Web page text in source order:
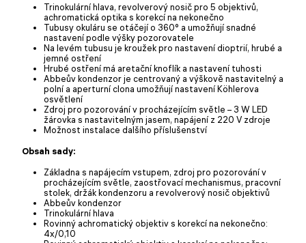
Trinokulární hlava, revolverový nosič pro 5 objektivů,
achromatická optika s korekcí na nekonečno
Tubusy okuláru se otáčejí o 360° a umožňují snadné
nastavení podle výšky pozorovatele
Na levém tubusu je kroužek pro nastavení dioptrií, hrubé a
jemné ostření
Hrubé ostření má aretační knoflík a nastavení tuhosti
Abbeův kondenzor je centrovaný a výškově nastavitelný a
polní a aperturní clona umožňují nastavení Köhlerova
osvětlení
Zdroj pro pozorování v procházejícím světle – 3 W LED
žárovka s nastavitelným jasem, napájení z 220 V zdroje
Možnost instalace dalšího příslušenství
Obsah sady:
Základna s napájecím vstupem, zdroj pro pozorování v
procházejícím světle, zaostřovací mechanismus, pracovní
stolek, držák kondenzoru a revolverový nosič objektivů
Abbeův kondenzor
Trinokulární hlava
Rovinný achromatický objektiv s korekcí na nekonečno:
4x/0,10